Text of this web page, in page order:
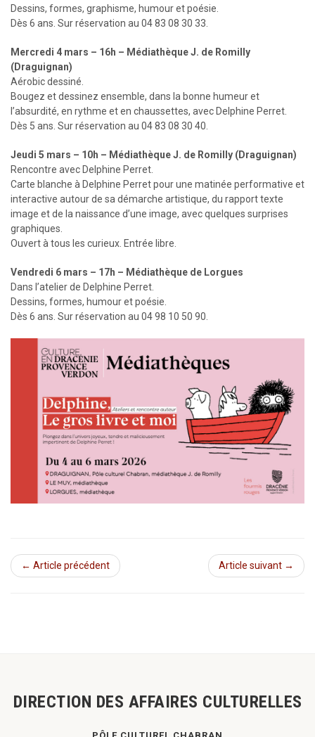
Dessins, formes, graphisme, humour et poésie.
Dès 6 ans. Sur réservation au 04 83 08 30 33.
Mercredi 4 mars – 16h – Médiathèque J. de Romilly
(Draguignan)
Aérobic dessiné.
Bougez et dessinez ensemble, dans la bonne humeur et
l’absurdité, en rythme et en chaussettes, avec Delphine Perret.
Dès 5 ans. Sur réservation au 04 83 08 30 40.
Jeudi 5 mars – 10h – Médiathèque J. de Romilly (Draguignan)
Rencontre avec Delphine Perret.
Carte blanche à Delphine Perret pour une matinée performative et
interactive autour de sa démarche artistique, du rapport texte
image et de la naissance d’une image, avec quelques surprises
graphiques.
Ouvert à tous les curieux. Entrée libre.
Vendredi 6 mars – 17h – Médiathèque de Lorgues
Dans l’atelier de Delphine Perret.
Dessins, formes, humour et poésie.
Dès 6 ans. Sur réservation au 04 98 10 50 90.
← Article précédent Article suivant →
DIRECTION DES AFFAIRES CULTURELLES